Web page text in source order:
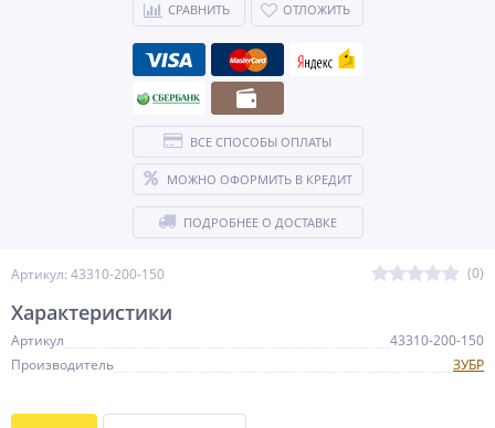
Артикул: 43310-200-150 (0)
СРАВНИТЬ ОТЛОЖИТЬ
ВСЕ СПОСОБЫ ОПЛАТЫ
МОЖНО ОФОРМИТЬ В КРЕДИТ
ПОДРОБНЕЕ О ДОСТАВКЕ
Характеристики
Артикул
43310-200-150
Производитель
ЗУБР